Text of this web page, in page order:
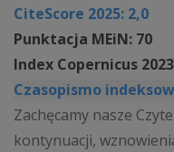
CiteScore 2025: 2,0
Punktacja MEiN: 70
Index Copernicus
Czasopismo
Zachęcamy nasze
kontynuacji,